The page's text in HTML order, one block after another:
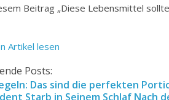
Beitrag „Diese Lebensmittel
Artikel lesen
Posts:
Das sind die perfekten
Starb in Seinem Schlaf Nach